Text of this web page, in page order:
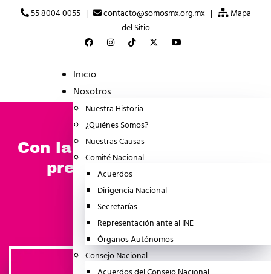
55 8004 0055 | contacto@somosmx.org.mx |
Mapa
del Sitio
Inicio
Nosotros
Nuestra Historia
¿Quiénes Somos?
Nuestras Causas
Comité Nacional
Acuerdos
Dirigencia Nacional
Secretarías
Representación ante al INE
Órganos Autónomos
Consejo Nacional
Con la UIF y el SAT, Morena
pretende acallar a la
ciudadanía